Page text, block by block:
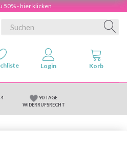
50% - hier klicken
4
90 TAGE
WIDERRUFSRECHT